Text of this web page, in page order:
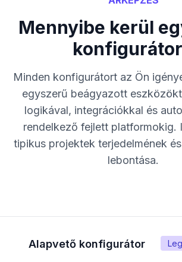
Mennyibe kerül
konfigurátor
Minden konfigurátort az Ön
egyszerű beágyazott
logikával, integrációkkal és
rendelkező fejlett platformokig.
tipikus projektek terjedelmének
lebontása.
Alapvető konfigurátor